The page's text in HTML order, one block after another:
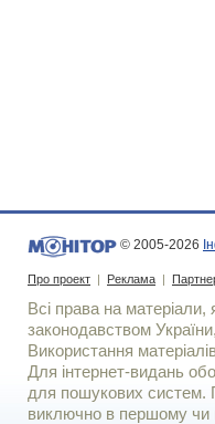
© 2005-2026
Про проект | Реклама |
Всі права на матеріали,
законодавством
Використання
Для iнтернет-видань
для пошукових систем.
виключно в першому чи